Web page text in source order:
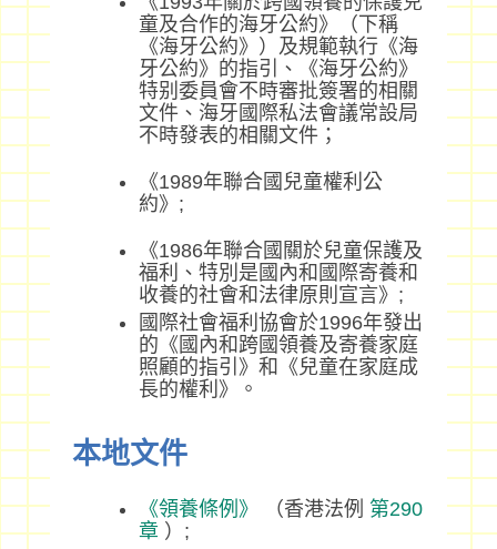
童及合作的海牙公約》（下稱
《海牙公約》）及規範執行《海
牙公約》的指引、《海牙公約》
特别委員會不時審批簽署的相關
文件、海牙國際私法會議常設局
不時發表的相關文件；
《1989年聯合國兒童權利公
約》;
《1986年聯合國關於兒童保護及
福利、特別是國內和國際寄養和
收養的社會和法律原則宣言》;
國際社會福利協會於1996年發出
的《國內和跨國領養及寄養家庭
照顧的指引》和《兒童在家庭成
長的權利》。
本地文件
《領養條例》 （香港法例 第290
章）;